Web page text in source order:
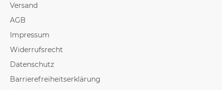
Versand
AGB
Impressum
Widerrufsrecht
Datenschutz
Barrierefreiheitserklärung